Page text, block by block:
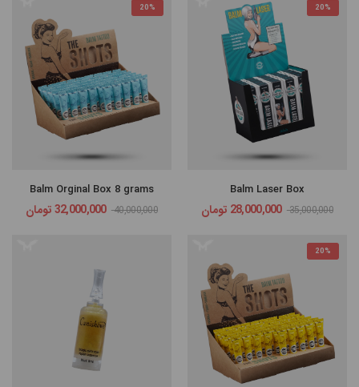
سازی
20%
Balm Laser Box
35,000,000
28,000,000 تومان
20%
Balm Orginal Box 8 grams
40,000,000
32,000,000تومان
20%